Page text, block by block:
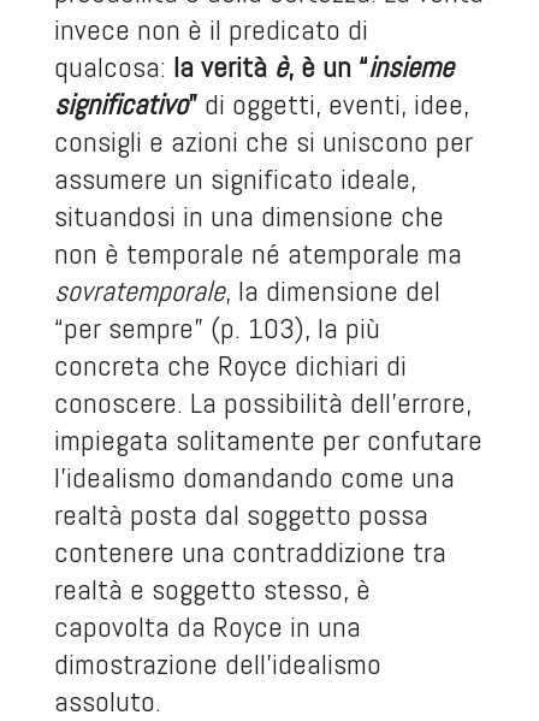
invece non è il predicato di
qualcosa: la verità è, è un “insieme
significativo”di oggetti, eventi, idee,
consigli e azioni che si uniscono per
assumere un significato ideale,
situandosi in una dimensione che
non è temporale né atemporale ma
sovratemporale, la dimensione del
“per sempre” (p. 103), la più
concreta che Royce dichiari di
conoscere. La possibilità dell’errore,
impiegata solitamente per confutare
l’idealismo domandando come una
realtà posta dal soggetto possa
contenere una contraddizione tra
realtà e soggetto stesso, è
capovolta da Royce in una
dimostrazione dell’idealismo
assoluto.